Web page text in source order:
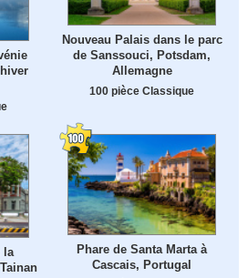
Nouveau Palais dans le parc
de Sanssouci, Potsdam,
Allemagne
100 pièce Classique
la
Phare de Santa Marta à
Cascais, Portugal